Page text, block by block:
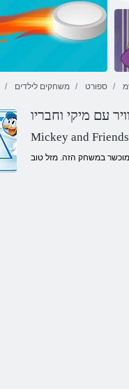
משחקים לילדים ספורט
עם מיקי וחבריו
Mickey and